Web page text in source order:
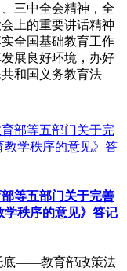
三中全会精神，全
上的重要讲话精神
全国基础教育工作
展良好环境，办好
和国义务教育法
等五部门关于完善
学秩序的意见》答记
底——教育部政策法